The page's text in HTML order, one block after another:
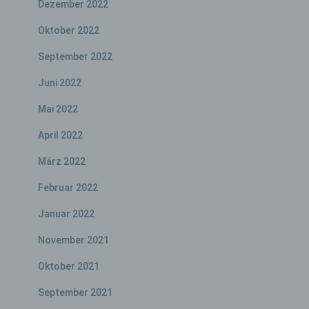
Dezember 2022
Oktober 2022
September 2022
Juni 2022
Mai 2022
April 2022
März 2022
Februar 2022
Januar 2022
November 2021
Oktober 2021
September 2021
es sich bei ihr um einen Dritten handelt oder
bestimmten Untersuchungsauftrags nach
Mitgliedstaaten möglicherweise
jedoch nicht als Empfänger.
j) Dritter
Dritter ist eine natürliche oder juristische
Person, Behörde, Einrichtung oder andere
Stelle außer der betroffenen Person, dem
Verantwortlichen, dem Auftragsverarbeiter
unmittelbaren Verantwortung des
Auftragsverarbeiters befugt sind, die